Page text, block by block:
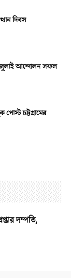
দিবস
জুলাই আন্দোলন সফল
চট্টগ্রামের
দম্পতি,